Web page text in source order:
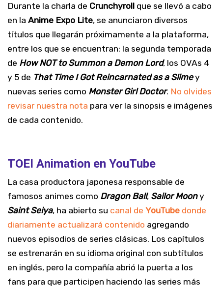
Durante la charla de Crunchyroll que se llevó a cabo
en la Anime Expo Lite, se anunciaron diversos
títulos que llegarán próximamente a la plataforma,
entre los que se encuentran: la segunda temporada
de How NOT to Summon a Demon Lord, los OVAs 4
y 5 de That Time I Got Reincarnated as a Slimey
nuevas series como Monster Girl Doctor. No olvides
revisar nuestra nota para ver la sinopsis e imágenes
de cada contenido.
TOEI Animation en YouTube
La casa productora japonesa responsable de
famosos animes como Dragon Ball, Sailor Moony
Saint Seiya, ha abierto su canal de YouTube donde
diariamente actualizará contenido agregando
nuevos episodios de series clásicas. Los capítulos
se estrenarán en su idioma original con subtítulos
en inglés, pero la compañía abrió la puerta a los
fans para que participen haciendo las series más